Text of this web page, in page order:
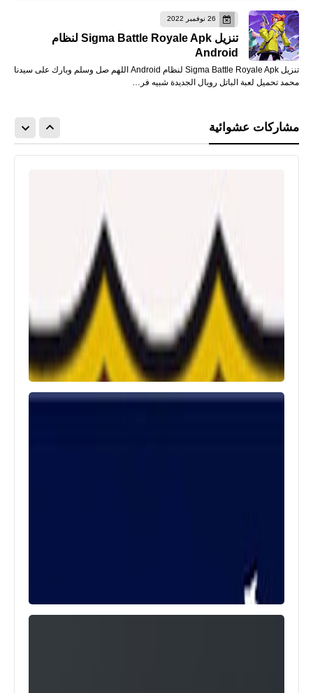
26 نوفمبر 2022
تنزيل Sigma Battle Royale Apk لنظام
Android
تنزيل Sigma Battle Royale Apk لنظام Android اللهم صل وسلم وبارك على سيدنا
محمد تحميل لعبة الباتل رويال الجديدة شبيه فر…
مشاركات عشوائية